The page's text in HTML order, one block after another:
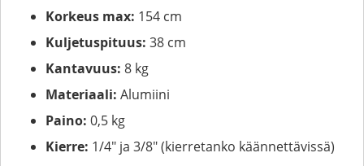
Korkeus max: 154 cm
Kuljetuspituus: 38 cm
Kantavuus: 8 kg
Materiaali: Alumiini
Paino: 0,5 kg
Kierre: 1/4" ja 3/8" (kierretanko käännettävissä)